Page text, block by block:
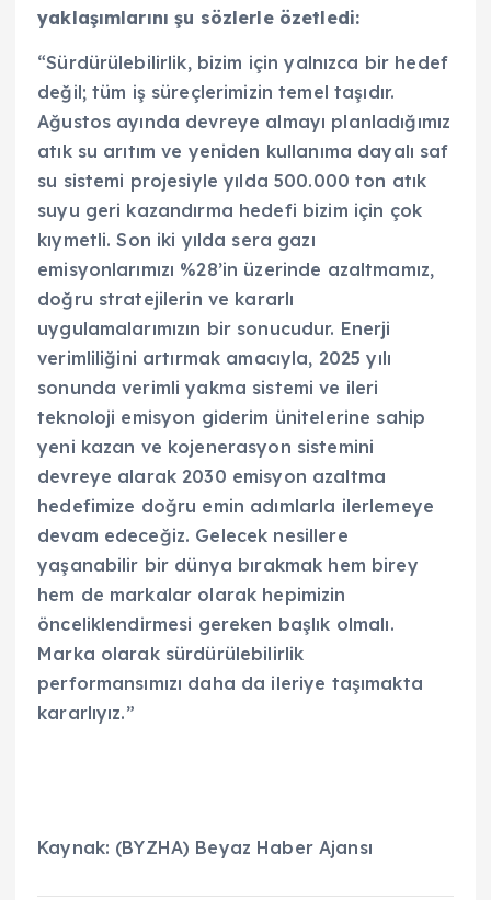
yaklaşımlarını şu sözlerle özetledi:
“Sürdürülebilirlik, bizim için yalnızca bir hedef
değil; tüm iş süreçlerimizin temel taşıdır.
Ağustos ayında devreye almayı planladığımız
atık su arıtım ve yeniden kullanıma dayalı saf
su sistemi projesiyle yılda 500.000 ton atık
suyu geri kazandırma hedefi bizim için çok
kıymetli. Son iki yılda sera gazı
emisyonlarımızı %28’in üzerinde azaltmamız,
doğru stratejilerin ve kararlı
uygulamalarımızın bir sonucudur. Enerji
verimliliğini artırmak amacıyla, 2025 yılı
sonunda verimli yakma sistemi ve ileri
teknoloji emisyon giderim ünitelerine sahip
yeni kazan ve kojenerasyon sistemini
devreye alarak 2030 emisyon azaltma
hedefimize doğru emin adımlarla ilerlemeye
devam edeceğiz. Gelecek nesillere
yaşanabilir bir dünya bırakmak hem birey
hem de markalar olarak hepimizin
önceliklendirmesi gereken başlık olmalı.
Marka olarak sürdürülebilirlik
performansımızı daha da ileriye taşımakta
kararlıyız.”
Kaynak: (BYZHA) Beyaz Haber Ajansı